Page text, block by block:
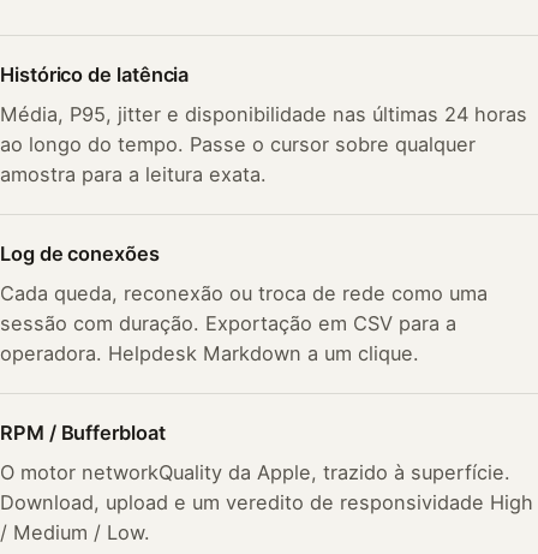
Histórico de latência
Média, P95, jitter e disponibilidade nas últimas 24 horas
ao longo do tempo. Passe o cursor sobre qualquer
amostra para a leitura exata.
Log de conexões
Cada queda, reconexão ou troca de rede como uma
sessão com duração. Exportação em CSV para a
operadora. Helpdesk Markdown a um clique.
RPM / Bufferbloat
O motor networkQuality da Apple, trazido à superfície.
Download, upload e um veredito de responsividade High
/ Medium / Low.